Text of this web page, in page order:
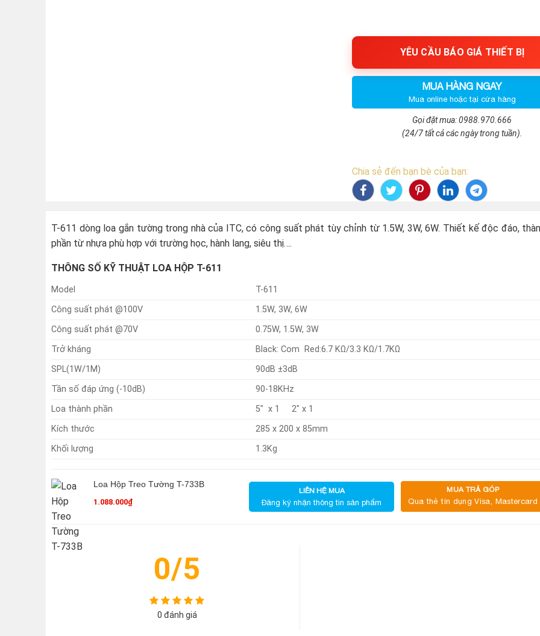
YÊU CẦU BÁO GIÁ THIẾT BỊ
MUA HÀNG NGAY
Mua online hoặc tại cửa hàng
Gọi đặt mua: 0988.970.666
(24/7 tất cả các ngày trong tuần).
Chia sẻ đến bạn bè của bạn:
T-611 dòng loa gắn tường trong nhà của ITC, có công suất phát tùy chỉnh từ 1.5W, 3W, 6W. Thiết kế độc đáo,
phần từ nhựa phù hợp với trường học, hành lang, siêu thị….
THÔNG SỐ KỸ THUẬT LOA HỘP T-611
Model
T-611
Công suất phát @100V
1.5W, 3W, 6W
Công suất phát @70V
0.75W, 1.5W, 3W
Trở kháng
Black: Com Red:6.7 KΩ/3.3 KΩ/1.7KΩ
SPL(1W/1M)
90dB ±3dB
Tần số đáp ứng (-10dB)
90-18KHz
Loa thành phần
5″ x 1 2″ x 1
Kích thước
285 x 200 x 85mm
Khối lượng
1.3Kg
Loa Hộp Treo Tường T-733B
1.088.000₫
LIÊN HỆ MUA
Đăng ký nhận thông tin sản phẩm
MUA TRẢ GÓP
Qua thẻ tín dụng Visa, Mastercard
0/5
0 đánh giá